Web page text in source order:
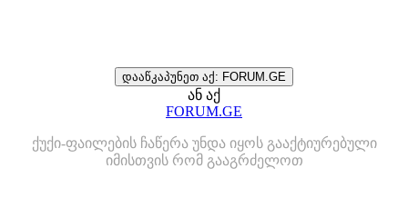
დააწკაპუნეთ აქ: FORUM.GE
ან აქ
FORUM.GE
ქუქი-ფაილების ჩაწერა უნდა იყოს გააქტიურებული
იმისთვის რომ გააგრძელოთ